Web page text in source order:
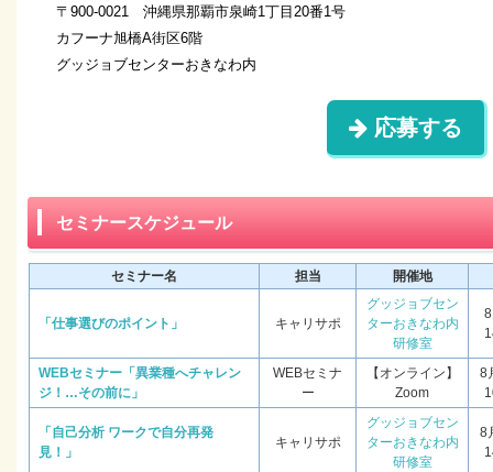
〒900-0021 沖縄県那覇市泉崎1丁目20番1号
カフーナ旭橋A街区6階
グッジョブセンターおきなわ内
応募する
セミナースケジュール
セミナー名 担当 開催地
「仕事選びのポイント」 キャリサポ
グッジョブセン
ターおきなわ内
研修室
WEBセミナー「異業種へチャレン
ジ！…その前に」
WEBセミナ
ー
【オンライン】
Zoom
8
「自己分析 ワークで自分再発
見！」
キャリサポ
グッジョブセン
ターおきなわ内
研修室
8